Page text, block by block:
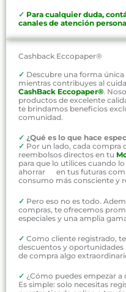
✓ Para cualquier duda,
canales de atención
Cashback Eccopaper®
✓ Descubre una forma
mientras contribuyes al
CashBack Eccopaper®.
productos de excelente
te brindamos beneficios
comunidad.
✓ ¿Qué es lo que hace
✓ Por un lado, cada compra
reembolsos directos en tu
para que lo utilices cuando
ahorrar en tus futuras
consumo más consciente y
✓ Pero eso no es todo.
compras, te ofrecemos
especiales y una amplia
✓ Como cliente registrado,
descuentos y oportunidades
de compra algo
✓ ¿Cómo puedes empezar
Es simple: solo necesitas